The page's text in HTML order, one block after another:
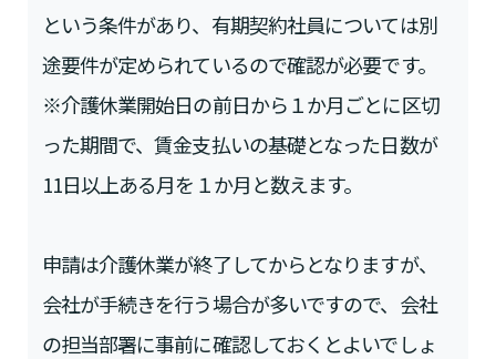
という条件があり、有期契約社員については別
途要件が定められているので確認が必要です。
※介護休業開始日の前日から１か月ごとに区切
った期間で、賃金支払いの基礎となった日数が
11日以上ある月を１か月と数えます。
申請は介護休業が終了してからとなりますが、
会社が手続きを行う場合が多いですので、会社
の担当部署に事前に確認しておくとよいでしょ